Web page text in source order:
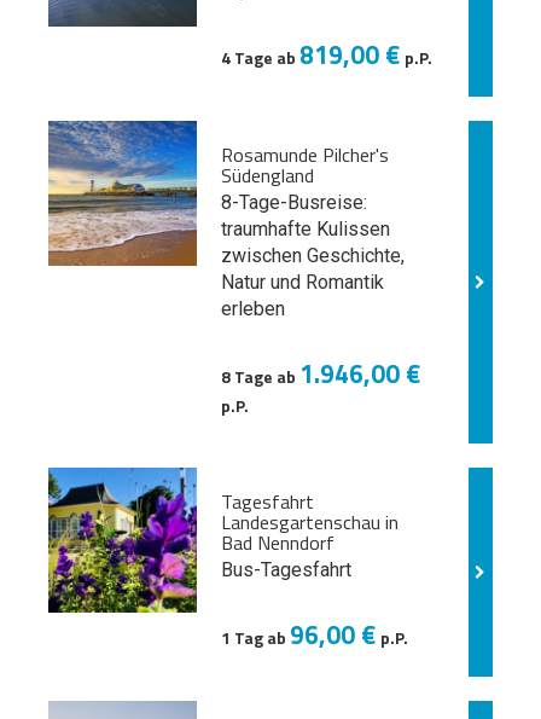
4 Tage ab 819,00 € p.P.
Rosamunde Pilcher's
Südengland
8-Tage-Busreise:
traumhafte Kulissen
zwischen Geschichte,
Natur und Romantik
erleben
8 Tage ab 1.946,00 €
p.P.
Tagesfahrt
Landesgartenschau in
Bad Nenndorf
Bus-Tagesfahrt
1 Tag ab 96,00 € p.P.